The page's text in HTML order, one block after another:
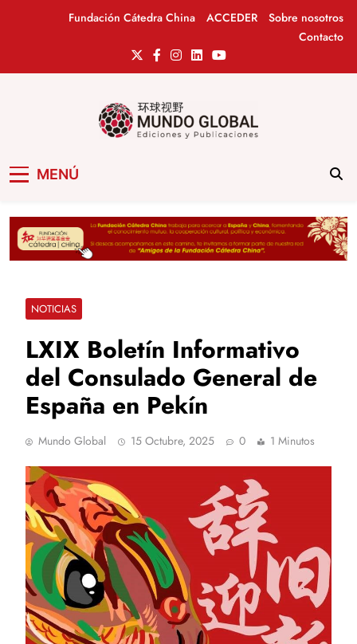
Fundación Cátedra China ACCEDER
Sobre nosotros
Contacto
MENÚ
NOTICIAS
LXIX Boletín Informativo
del Consulado General de
España en Pekín
Mundo Global 15 Octubre, 2025 0 1 Minutos